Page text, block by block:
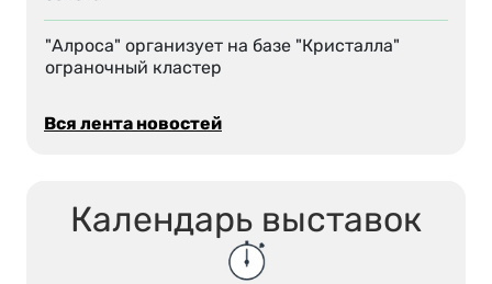
"Алроса" организует на базе "Кристалла"
ограночный кластер
Вся лента новостей
Календарь выставок